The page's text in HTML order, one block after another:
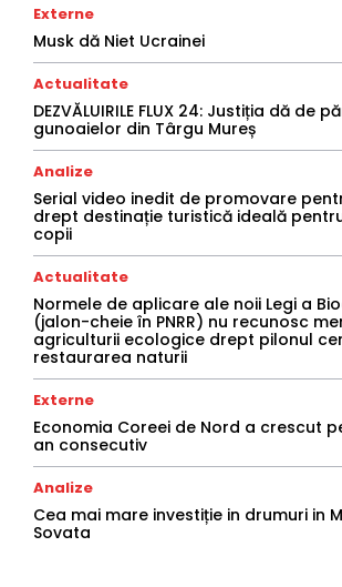
Externe
Musk dă Niet Ucrainei
Actualitate
DEZVĂLUIRILE FLUX 24: Justiția dă de
gunoaielor din Târgu Mureș
Analize
Serial video inedit de promovare
drept destinație turistică ideală
copii
Actualitate
Normele de aplicare ale noii Legi a
(jalon-cheie în PNRR) nu recunosc
agriculturii ecologice drept pilonul
restaurarea naturii
Externe
Economia Coreei de Nord a crescut
an consecutiv
Analize
Cea mai mare investiție in drumuri in
Sovata